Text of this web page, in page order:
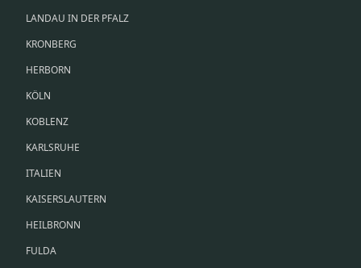
LANDAU IN DER PFALZ
KRONBERG
HERBORN
KÖLN
KOBLENZ
KARLSRUHE
ITALIEN
KAISERSLAUTERN
HEILBRONN
FULDA